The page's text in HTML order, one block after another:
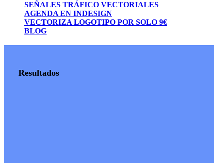
SEÑALES TRÁFICO VECTORIALES
AGENDA EN INDESIGN
VECTORIZA LOGOTIPO POR SOLO 9€
BLOG
Resultados